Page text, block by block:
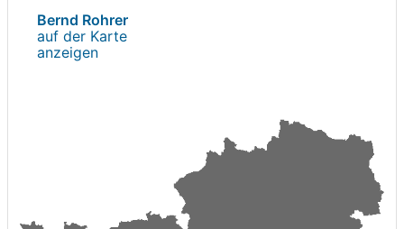
Bernd Rohrer
auf der Karte
anzeigen